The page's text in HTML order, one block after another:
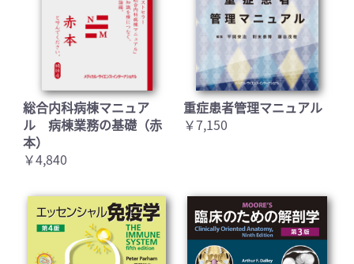
総合内科病棟マニュア
ル 病棟業務の基礎（赤
本）
￥4,840
重症患者管理マニュアル
￥7,150